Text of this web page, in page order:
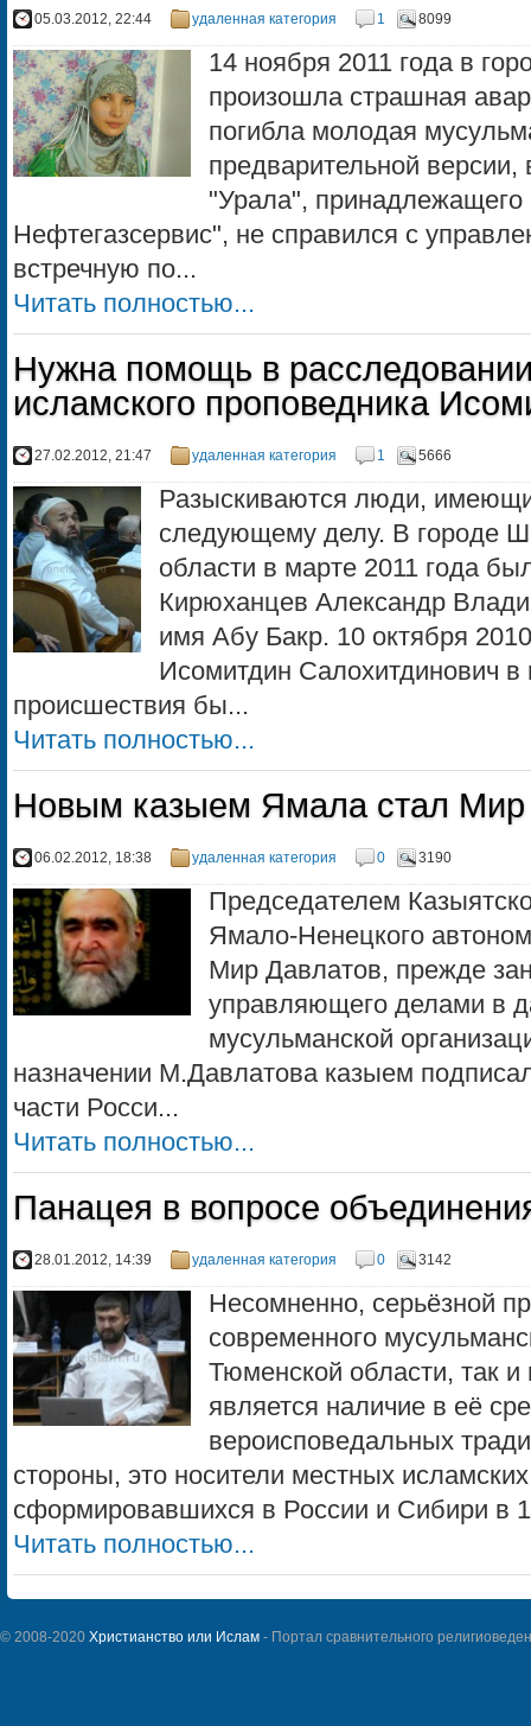
05.03.2012, 22:44 удаленная категория 1 8099
14 ноября 2011 года в
произошла страшная
погибла молодая
предварительной версии,
"Урала",
Нефтегазсервис", не справился с
встречную по...
Читать полностью...
Нужна помощь в
исламского проповедника
27.02.2012, 21:47 удаленная категория 1 5666
Разыскиваются люди,
следующему делу. В городе
области в марте 2011 года
Кирюханцев Александр
имя Абу Бакр. 10 октября
Исомитдин Салохитдинович
происшествия бы...
Читать полностью...
Новым казыем Ямала стал Мир
06.02.2012, 18:38 удаленная категория 0 3190
Председателем
Ямало-Ненецкого
Мир Давлатов, прежде
управляющего делами в
мусульманской
назначении М.Давлатова казыем
части Росси...
Читать полностью...
Панацея в вопросе
28.01.2012, 14:39 удаленная категория 0 3142
Несомненно, серьёзной
современного
Тюменской области, так
является наличие в её
вероисповедальных
стороны, это носители местных
сформировавшихся в России и Сибири в
Читать полностью...
© 2008-2020 Христианство или Ислам - Портал сравнительного